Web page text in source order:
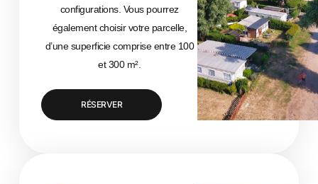
configurations. Vous pourrez
également choisir votre parcelle,
d’une superficie comprise entre 100
et 300 m².
RÉSERVER